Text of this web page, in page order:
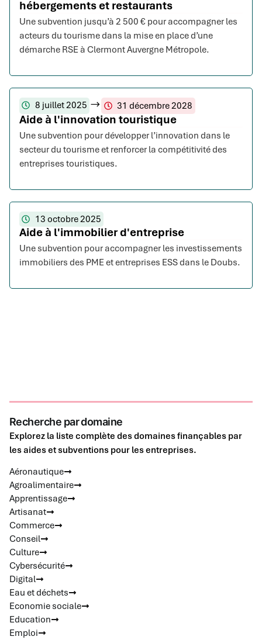
hébergements et restaurants
Une subvention jusqu’à 2 500 € pour accompagner les
acteurs du tourisme dans la mise en place d’une
démarche RSE à Clermont Auvergne Métropole.
8 juillet 2025 31 décembre 2028
Aide à l'innovation touristique
Une subvention pour développer l’innovation dans le
secteur du tourisme et renforcer la compétitivité des
entreprises touristiques.
13 octobre 2025
Aide à l'immobilier d'entreprise
Une subvention pour accompagner les investissements
immobiliers des PME et entreprises ESS dans le Doubs.
Recherche par domaine
Explorez la liste complète des domaines finançables par
les aides et subventions pour les entreprises.
Aéronautique
Agroalimentaire
Apprentissage
Artisanat
Commerce
Conseil
Culture
Cybersécurité
Digital
Eau et déchets
Economie sociale
Education
Emploi